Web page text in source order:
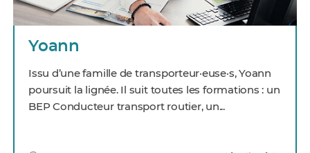
Yoann
Issu d’une famille de transporteur·euse·s, Yoann
poursuit la lignée. Il suit toutes les formations : un
BEP Conducteur transport routier, un...